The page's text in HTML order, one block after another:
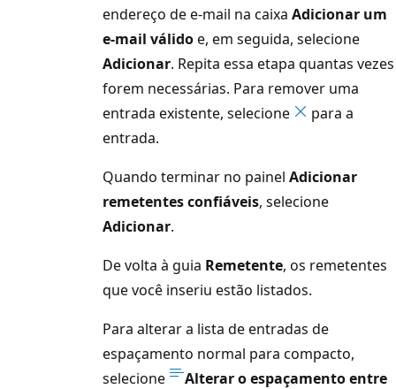
endereço de e-mail na caixa Adicionar um
e-mail válidoe, em seguida, selecione
Adicionar. Repita essa etapa quantas vezes
forem necessárias. Para remover uma
entrada existente, selecione
para a
entrada.
Quando terminar no painel Adicionar
remetentes confiáveis, selecione
Adicionar.
De volta à guia Remetente, os remetentes
que você inseriu estão listados.
Para alterar a lista de entradas de
espaçamento normal para compacto,
selecione
Alterar o espaçamento entre